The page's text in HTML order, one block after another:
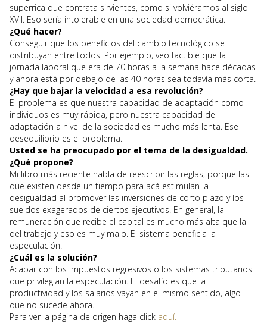
superrica que contrata sirvientes, como si volviéramos al siglo
XVII. Eso sería intolerable en una sociedad democrática.
¿Qué hacer?
Conseguir que los beneficios del cambio tecnológico se
distribuyan entre todos. Por ejemplo, veo factible que la
jornada laboral que era de 70 horas a la semana hace décadas
y ahora está por debajo de las 40 horas sea todavía más corta.
¿Hay que bajar la velocidad a esa revolución?
El problema es que nuestra capacidad de adaptación como
individuos es muy rápida, pero nuestra capacidad de
adaptación a nivel de la sociedad es mucho más lenta. Ese
desequilibrio es el problema.
Usted se ha preocupado por el tema de la desigualdad.
¿Qué propone?
Mi libro más reciente habla de reescribir las reglas, porque las
que existen desde un tiempo para acá estimulan la
desigualdad al promover las inversiones de corto plazo y los
sueldos exagerados de ciertos ejecutivos. En general, la
remuneración que recibe el capital es mucho más alta que la
del trabajo y eso es muy malo. El sistema beneficia la
especulación.
¿Cuál es la solución?
Acabar con los impuestos regresivos o los sistemas tributarios
que privilegian la especulación. El desafío es que la
productividad y los salarios vayan en el mismo sentido, algo
que no sucede ahora.
Para ver la página de origen haga click aquí.